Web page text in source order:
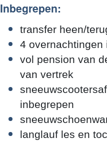
Inbegrepen:
transfer heen/
4 overnachtingen
vol pension van
van vertrek
inbegrepen
langlauf les en